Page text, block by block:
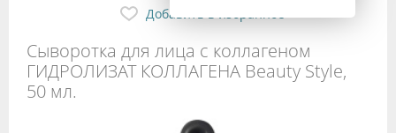
Сыворотка для лица c коллагеном
ГИДРОЛИЗАТ КОЛЛАГЕНА Beauty Style,
50 мл.
Добавить в избранное